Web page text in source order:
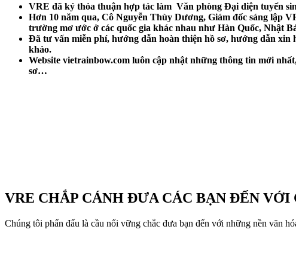
VRE đã ký thỏa thuận hợp tác làm Văn phòng Đại diện tuyển
Hơn 10 năm qua, Cô Nguyễn Thùy Dương, Giám đốc sáng lập
trường mơ ước ở các quốc gia khác nhau như Hàn Quốc, Nhật
Đã tư vấn miễn phí, hướng dẫn hoàn thiện hồ sơ, hướng dẫn xin
khảo.
Website vietrainbow.com luôn cập nhật những thông tin mới
sơ…
VRE CHẮP CÁNH ĐƯA CÁC BẠN ĐẾN
Chúng tôi phấn đấu là cầu nối vững chắc đưa bạn đến với những nền văn